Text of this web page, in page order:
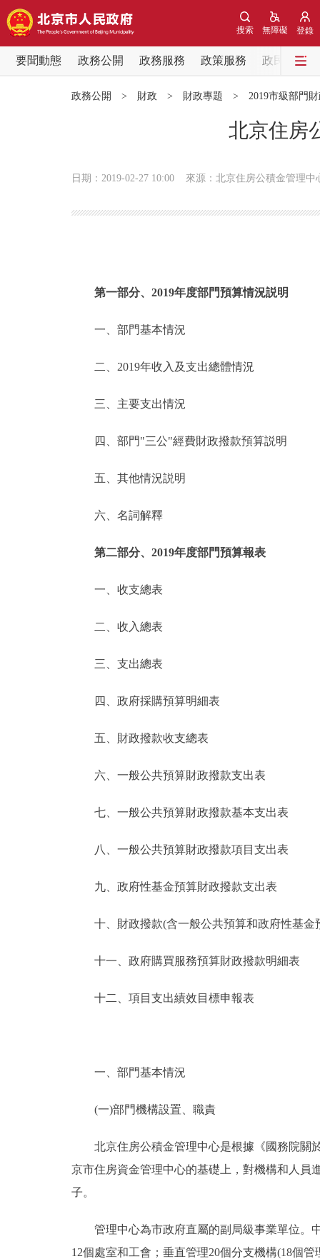
登錄
無障礙
搜索
要聞動態 政務公開 政務服務 政策服務
政民互動
便民服務
仲介服務
政民互動
12345網上接訴即辦
參與調查
走進北京
北京概況
綠色北京
ENGLISH
政務公開 > 財政 > 財政專題 > 2019市級部門
北京住房
日期：2019-02-27 10:00 來源：北京住房公積金管理中
第一部分、2019年度部門預算情況説明
一、部門基本情況
二、2019年收入及支出總體情況
三、主要支出情況
四、部門"三公"經費財政撥款預算説明
五、其他情況説明
六、名詞解釋
第二部分、2019年度部門預算報表
一、收支總表
二、收入總表
三、支出總表
四、政府採購預算明細表
五、財政撥款收支總表
六、一般公共預算財政撥款支出表
七、一般公共預算財政撥款基本支出表
八、一般公共預算財政撥款項目支出表
九、政府性基金預算財政撥款支出表
十、財政撥款(含一般公共預算和政府性基金
十一、政府購買服務預算財政撥款明細表
十二、項目支出績效目標申報表
一、部門基本情況
(一)部門機構設置、職責
北京住房公積金管理中心是根據《國務院關於
京市住房資金管理中心的基礎上，對機構和人員
子。
管理中心為市政府直屬的副局級事業單位。中
12個處室和工會；垂直管理20個分支機構(18個